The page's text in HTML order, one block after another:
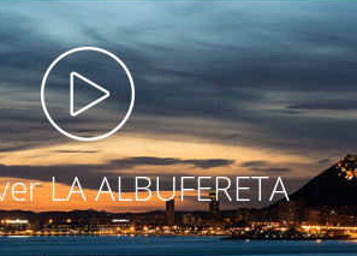
LA ALBUFERETA